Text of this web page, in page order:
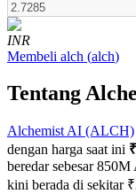
COIN-M
Mata Uang
INR
Membeli alch (alch)
Tentang
Alchemist AI (ALCH)
dengan harga saat ini
beredar sebesar
kini berada di sekitar